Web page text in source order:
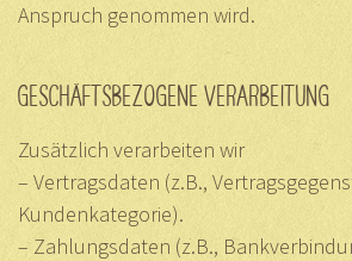
Anspruch genommen wird.
GESCHÄFTSBEZOGENE VERARBEITUNG
Zusätzlich verarbeiten wir
– Vertragsdaten (z.B.,
Kundenkategorie).
– Zahlungsdaten (z.B.,